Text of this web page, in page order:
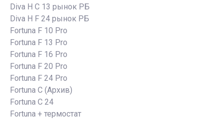
Diva H C 13 рынок РБ
Diva H F 24 рынок РБ
Fortuna F 10 Pro
Fortuna F 13 Pro
Fortuna F 16 Pro
Fortuna F 20 Pro
Fortuna F 24 Pro
Fortuna C (Архив)
Fortuna C 24
Fortuna + термостат